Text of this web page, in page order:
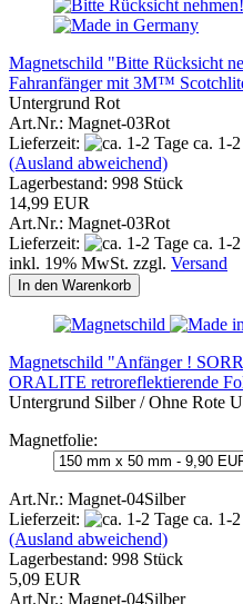
Magnetschild "Bitte Rücksicht
Fahranfänger mit 3M™
Untergrund Rot
Art.Nr.: Magnet-03Rot
Lieferzeit:
ca. 1-
(Ausland abweichend)
Lagerbestand: 998 Stück
14,99 EUR
Art.Nr.: Magnet-03Rot
Lieferzeit:
ca. 1-
inkl. 19% MwSt. zzgl. Versand
In den Warenkorb
Magnetschild "Anfänger !
ORALITE retroreflektierende
Untergrund Silber / Ohne Rote
Magnetfolie:
Art.Nr.: Magnet-04Silber
Lieferzeit:
ca. 1-
(Ausland abweichend)
Lagerbestand: 998 Stück
5,09 EUR
Art.Nr.: Magnet-04Silber